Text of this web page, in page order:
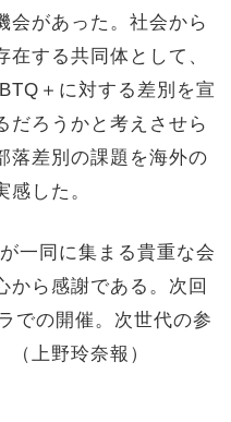
会があった。社会から
在する共同体として、
＋に対する差別を宣
だろうかと考えさせら
落差別の課題を海外の
感した。
一同に集まる貴重な会
から感謝である。次回
での開催。次世代の参
（上野玲奈報）